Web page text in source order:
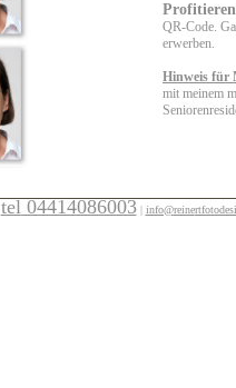
QR-Code.
erwerben.
Hinweis für
mit meinem
tel04414086003| info@reine